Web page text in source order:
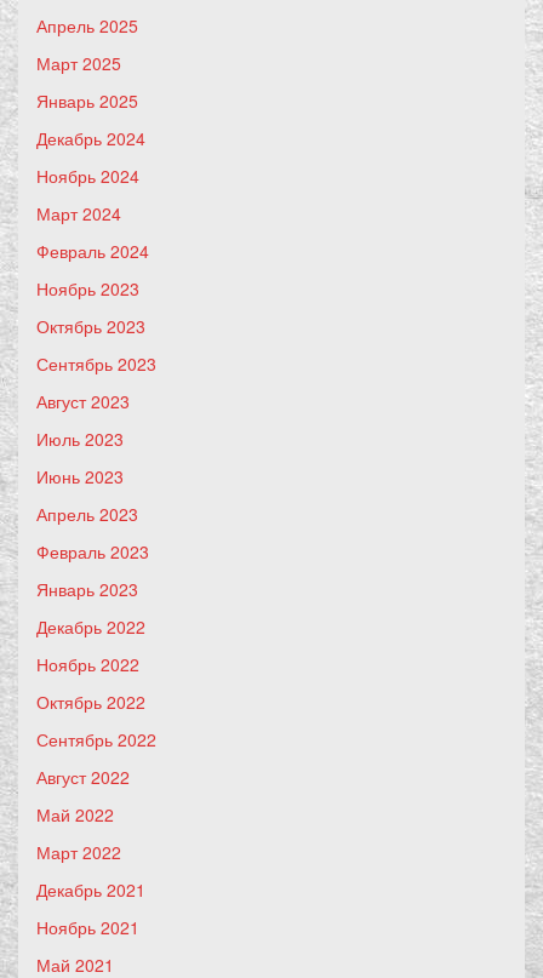
Апрель 2025
Март 2025
Январь 2025
Декабрь 2024
Ноябрь 2024
Март 2024
Февраль 2024
Ноябрь 2023
Октябрь 2023
Сентябрь 2023
Август 2023
Июль 2023
Июнь 2023
Апрель 2023
Февраль 2023
Январь 2023
Декабрь 2022
Ноябрь 2022
Октябрь 2022
Сентябрь 2022
Август 2022
Май 2022
Март 2022
Декабрь 2021
Ноябрь 2021
Май 2021